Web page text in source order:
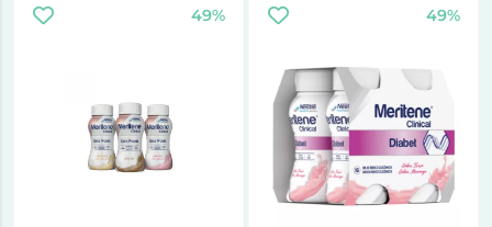
49% 49%